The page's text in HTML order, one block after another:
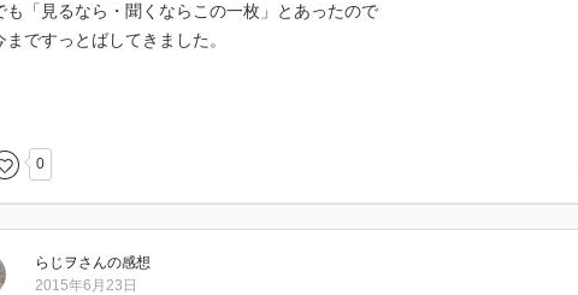
も「見るなら・聞くならこの一枚」とあったので
まですっとばしてきました。
回岡田先生の解説がほとんど椿姫だけだったので
本さんのこの解説も読んだら、とても面白かったです。
0
らじヲ さんの感想
2015年6月23日